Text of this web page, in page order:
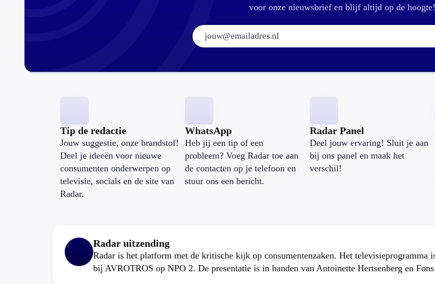
voor onze nieuwsbrief en blijf altijd op de hoogte!
E-mailadres:
Tip de redactie
Jouw suggestie, onze brandstof!
Deel je ideeën voor nieuwe
consumenten onderwerpen op
televisie, socials en de site van
Radar.
WhatsApp
Heb jij een tip of een
probleem? Voeg Radar toe aan
de contacten op je telefoon en
stuur ons een bericht.
Radar Panel
Deel jouw ervaring! Sluit je aan
bij ons panel en maak het
verschil!
Radar uitzending
Radar is het platform met de kritische kijk op consumentenzaken. Het televisieprogramma
bij AVROTROS op NPO 2. De presentatie is in handen van Antoinette Hertsenberg en